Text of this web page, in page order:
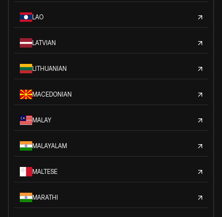
LAO
LATVIAN
LITHUANIAN
MACEDONIAN
MALAY
MALAYALAM
MALTESE
MARATHI